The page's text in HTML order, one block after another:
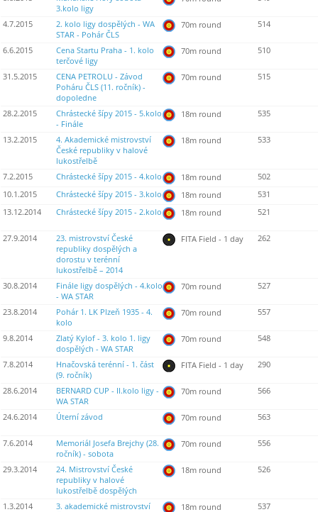
3.kolo ligy
4.7.2015
2. kolo ligy dospělých - WA
STAR - Pohár ČLS
70m round 514
6.6.2015
Cena Startu Praha - 1. kolo
terčové ligy
70m round 510
31.5.2015
CENA PETROLU - Závod
Poháru ČLS (11. ročník) -
dopoledne
70m round 515
28.2.2015
Chrástecké šípy 2015 - 5.kolo
- Finále
18m round 535
13.2.2015
4. Akademické mistrovství
České republiky v halové
lukostřelbě
18m round 533
7.2.2015 Chrástecké šípy 2015 - 4.kolo 18m round
502
10.1.2015
Chrástecké šípy 2015 - 3.kolo 18m round
531
13.12.2014
Chrástecké šípy 2015 - 2.kolo 18m round 521
27.9.2014
23. mistrovství České
republiky dospělých a
dorostu v terénní
lukostřelbě – 2014
FITA Field - 1 day 262
30.8.2014
Finále ligy dospělých - 4.kolo
- WA STAR
70m round 527
23.8.2014
Pohár 1. LK Plzeň 1935 - 4.
kolo
70m round 557
9.8.2014
Zlatý Kylof - 3. kolo 1. ligy
dospělých - WA STAR
70m round 548
7.8.2014
Hnačovská terénní - 1. část
(9. ročník)
FITA Field - 1 day 290
28.6.2014
BERNARD CUP - II.kolo ligy -
WA STAR
70m round 566
24.6.2014 Úterní závod 70m round 563
7.6.2014
Memoriál Josefa Brejchy (28.
ročník) - sobota
70m round 556
29.3.2014
24. Mistrovství České
republiky v halové
lukostřelbě dospělých
18m round 526
1.3.2014
3. akademické mistrovství
18m round 537